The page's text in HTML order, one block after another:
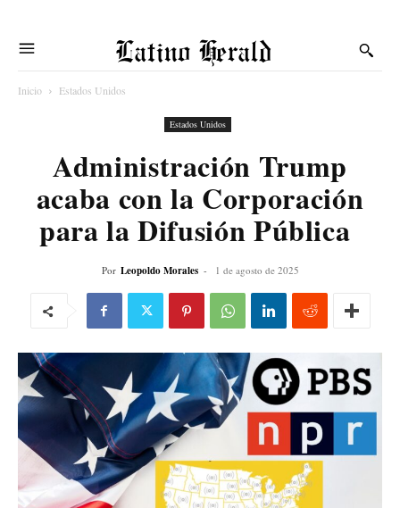
Latino Herald
Inicio Estados Unidos
Estados Unidos
Administración Trump
acaba con la Corporación
para la Difusión Pública
Por Leopoldo Morales - 1 de agosto de 2025